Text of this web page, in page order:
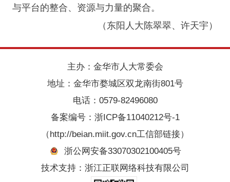
与平台的整合、资源与力量的聚合。
（东阳人大陈翠翠、许天宇）
主办：金华市人大常委会
地址：金华市婺城区双龙南街801号
电话：0579-82496080
备案编号： 浙ICP备11040212号-1
（http://beian.miit.gov.cn工信部链接）
浙公网安备33070302100405号
技术支持：浙江正联网络科技有限公司